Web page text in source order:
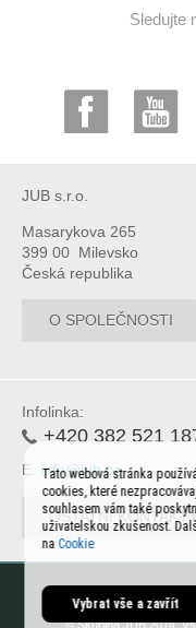
Sledujte
JUB s.r.o.
Masarykova 265
399 00 Milevsko
Česká republika
O SPOLEČNOSTI
Infolinka:
+420 382 521
E: info@jub.cz
OSTATNÍ
© Skupina JUB 2014.
Tato webová stránka
cookies, které
souhlasem vám také
uživatelskou zkušenost.
na Cookie
Vybrat vše a zavřít